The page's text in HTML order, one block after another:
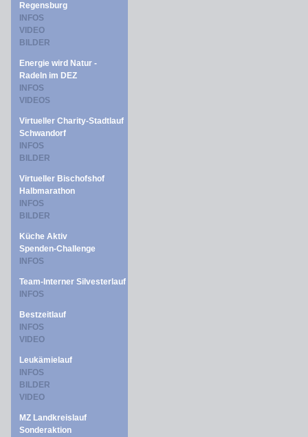
Regensburg
INFOS
VIDEO
BILDER
Energie wird Natur -
Radeln im DEZ
INFOS
VIDEOS
Virtueller Charity-Stadtlauf
Schwandorf
INFOS
BILDER
Virtueller Bischofshof
Halbmarathon
INFOS
BILDER
Küche Aktiv
Spenden-Challenge
INFOS
Team-Interner Silvesterlauf
INFOS
Bestzeitlauf
INFOS
VIDEO
Leukämielauf
INFOS
BILDER
VIDEO
MZ Landkreislauf
Sonderaktion